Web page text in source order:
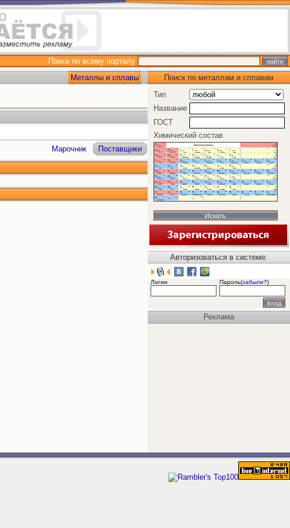
Поиск по всему порталу
Металлы и сплавы
Марочник Поставщики
Поиск по металлам и сплавам
Тип
Название
ГОСТ
Химический состав
Авторизоваться в системе:
Логин Пароль(забыли?)
Реклама